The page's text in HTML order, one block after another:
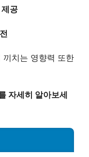
공
끼치는 영향력 또한
자세히 알아보세